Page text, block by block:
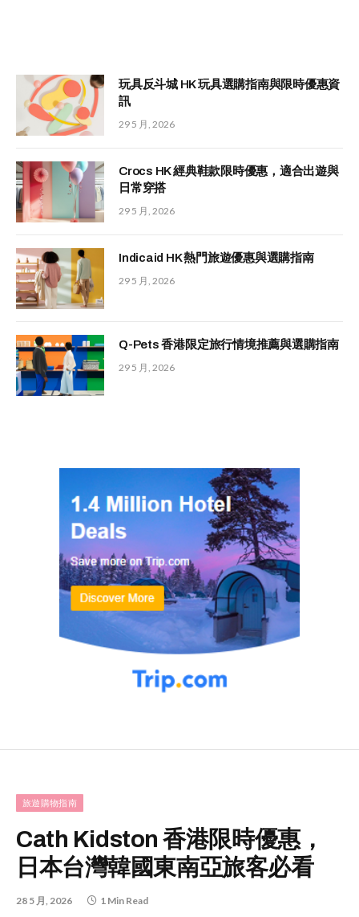
玩具反斗城 HK 玩具選購指南與限時優惠資
訊
29 5 月, 2026
Crocs HK 經典鞋款限時優惠，適合出遊與
日常穿搭
29 5 月, 2026
Indicaid HK 熱門旅遊優惠與選購指南
29 5 月, 2026
Q-Pets 香港限定旅行情境推薦與選購指南
29 5 月, 2026
旅遊購物指南
Cath Kidston 香港限時優惠，
日本台灣韓國東南亞旅客必看
28 5 月, 2026 1 Min Read